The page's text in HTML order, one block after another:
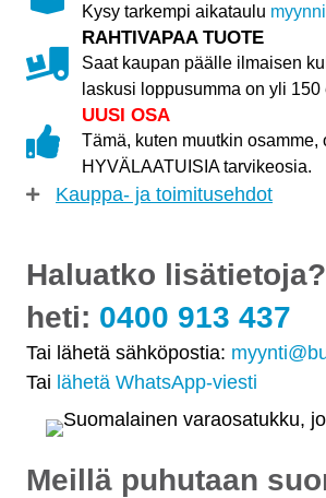
Kysy tarkempi aikataulu
RAHTIVAPAA TUOTE
Saat kaupan päälle ilmaisen
laskusi loppusumma on yli 150
UUSI OSA
Tämä, kuten muutkin osamme,
HYVÄLAATUISIA tarvikeosia.
Kauppa- ja toimitusehdot
Haluatko
heti: 0400 913 437
Tai lähetä sähköpostia:
Tai lähetä WhatsApp-viesti
Meillä puhutaan